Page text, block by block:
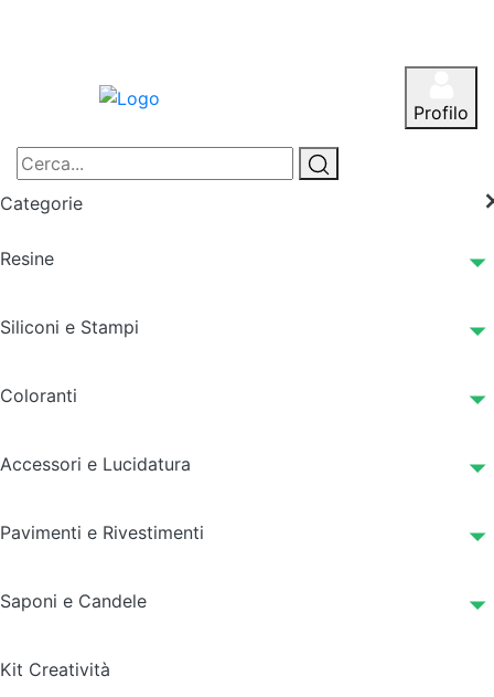
Profilo
Categorie
Resine
Siliconi e Stampi
Coloranti
Accessori e Lucidatura
Pavimenti e Rivestimenti
Saponi e Candele
Kit Creatività